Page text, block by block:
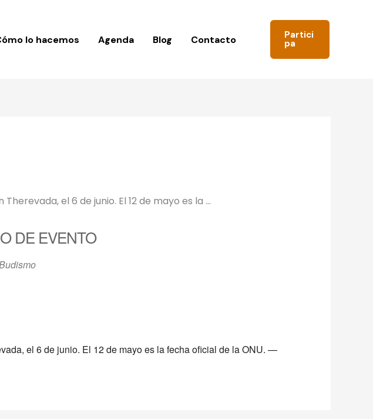
lo hacemos Agenda Blog Contacto Partici
pa
el 6 de junio. El 12 de mayo es la …
DE EVENTO
el 6 de junio. El 12 de mayo es la fecha oficial de la ONU. —